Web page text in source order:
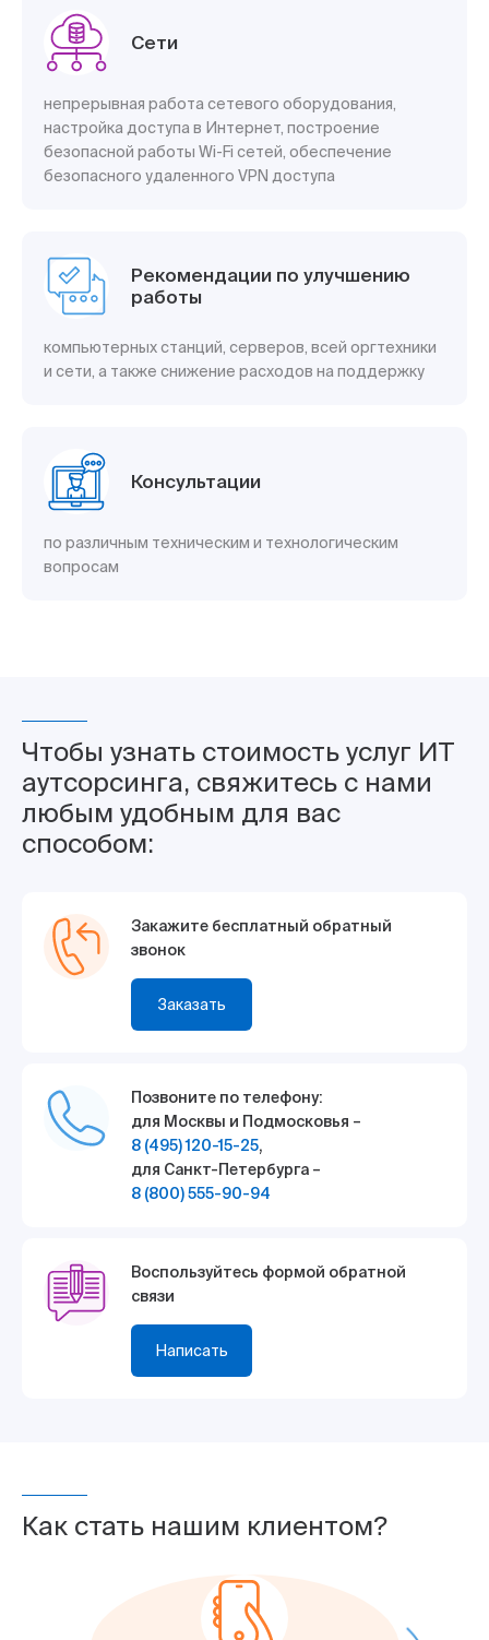
Сети
непрерывная работа сетевого оборудования,
настройка доступа в Интернет, построение
безопасной работы Wi-Fi сетей, обеспечение
безопасного удаленного VPN доступа
Рекомендации по улучшению
работы
компьютерных станций, серверов, всей оргтехники
и сети, а также снижение расходов на поддержку
Консультации
по различным техническим и технологическим
вопросам
Чтобы узнать стоимость услуг ИТ
аутсорсинга, свяжитесь с нами
любым удобным для вас
способом:
Закажите бесплатный обратный
звонок
Заказать
Позвоните по телефону:
для Москвы и Подмосковья –
8 (495) 120-15-25,
для Санкт-Петербурга –
8 (800) 555-90-94
Воспользуйтесь формой обратной
связи
Написать
Как стать нашим клиентом?